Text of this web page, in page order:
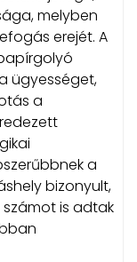
melyben
erejét. A
ügyességet,
a
a
bizonyult,
számot is adtak